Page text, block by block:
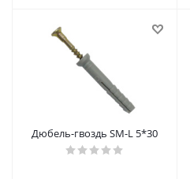
Дюбель-гвоздь SM-L 5*30